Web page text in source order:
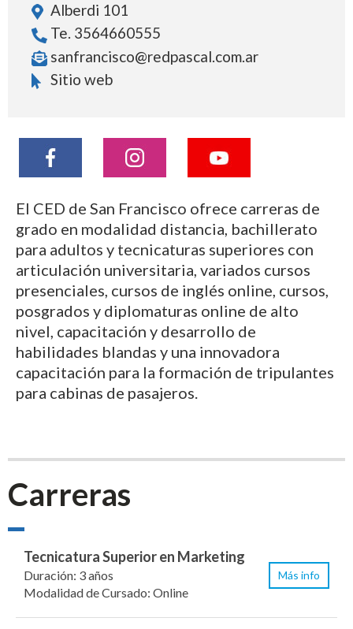
Alberdi 101
Te. 3564660555
sanfrancisco@redpascal.com.ar
Sitio web
El CED de San Francisco ofrece carreras de
grado en modalidad distancia, bachillerato
para adultos y tecnicaturas superiores con
articulación universitaria, variados cursos
presenciales, cursos de inglés online, cursos,
posgrados y diplomaturas online de alto
nivel, capacitación y desarrollo de
habilidades blandas y una innovadora
capacitación para la formación de tripulantes
para cabinas de pasajeros.
Carreras
Tecnicatura Superior en Marketing
Duración: 3 años
Modalidad de Cursado: Online
Más info